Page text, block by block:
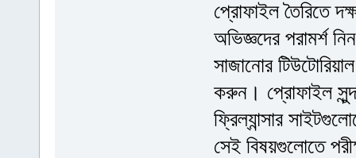
প্রোফাইল তৈরিতে
অভিজ্ঞদের পরামর্শ
সাজানোর
করুন। প্রোফাইল
ফ্রিল্যান্সার
সেই বিষয়গুলোতে